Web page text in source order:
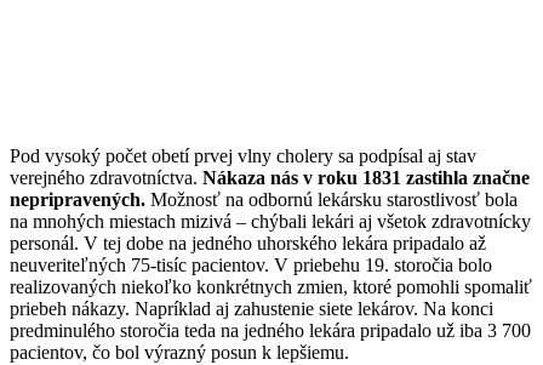
Pod vysoký počet obetí prvej vlny cholery sa podpísal aj stav
verejného zdravotníctva. Nákaza nás v roku 1831 zastihla značne
nepripravených. Možnosť na odbornú lekársku starostlivosť bola
na mnohých miestach mizivá – chýbali lekári aj všetok zdravotnícky
personál. V tej dobe na jedného uhorského lekára pripadalo až
neuveriteľných 75-tisíc pacientov. V priebehu 19. storočia bolo
realizovaných niekoľko konkrétnych zmien, ktoré pomohli spomaliť
priebeh nákazy. Napríklad aj zahustenie siete lekárov. Na konci
predminulého storočia teda na jedného lekára pripadalo už iba 3 700
pacientov, čo bol výrazný posun k lepšiemu.